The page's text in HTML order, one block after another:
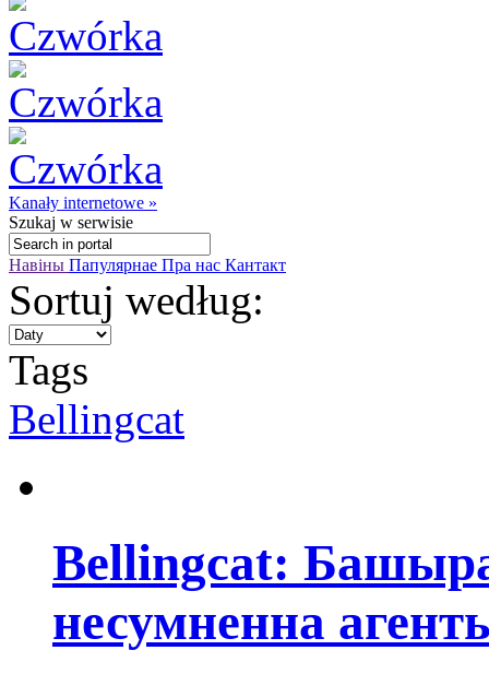
Kanały internetowe »
Szukaj w serwisie
Навіны Папулярнае Пра нас Кантакт
Sortuj według:
Tags
Bellingcat
Bellingcat:
несумненна